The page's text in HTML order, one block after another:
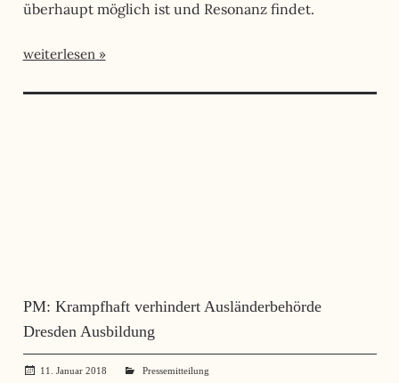
überhaupt möglich ist und Resonanz findet.
weiterlesen
PM: Krampfhaft verhindert Ausländerbehörde
Dresden Ausbildung
11. Januar 2018 administrator
Pressemitteilung